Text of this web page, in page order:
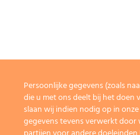
Persoonlijke gegevens (zoals
die u met ons deelt bij het doen
slaan wij indien nodig op in
gegevens tevens verwerkt door